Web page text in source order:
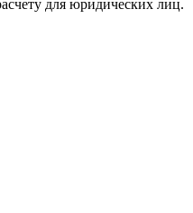
для юридических лиц.